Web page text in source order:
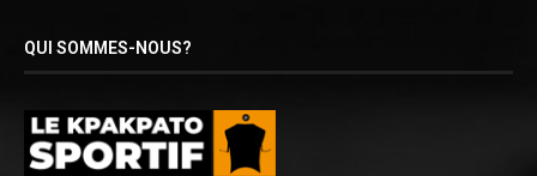
QUI SOMMES-NOUS?